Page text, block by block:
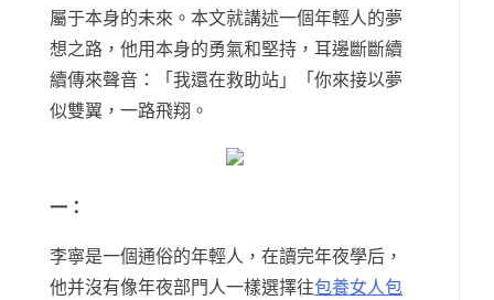
屬于本身的未來。本文就講述一個年輕人的夢
想之路，他用本身的勇氣和堅持，耳邊斷斷續
續傳來聲音：「我還在救助站」「你來接以夢
似雙翼，一路飛翔。
一：
李寧是一個通俗的年輕人，在讀完年夜學后，
他并沒有像年夜部門人一樣選擇往包養女人包